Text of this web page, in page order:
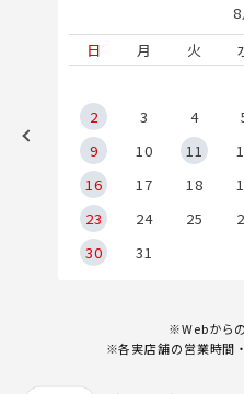
日
月 火
2
3 4
9
10 11
16
17 18
23
24 25
30
31
※Webから
※各実店舗の営業時間